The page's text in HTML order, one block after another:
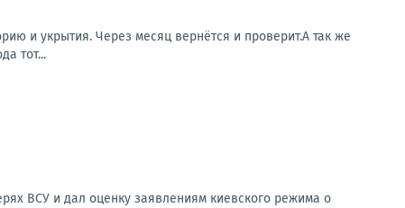
и укрытия. Через месяц вернётся и проверит.А так же
тот...
ВСУ и дал оценку заявлениям киевского режима о